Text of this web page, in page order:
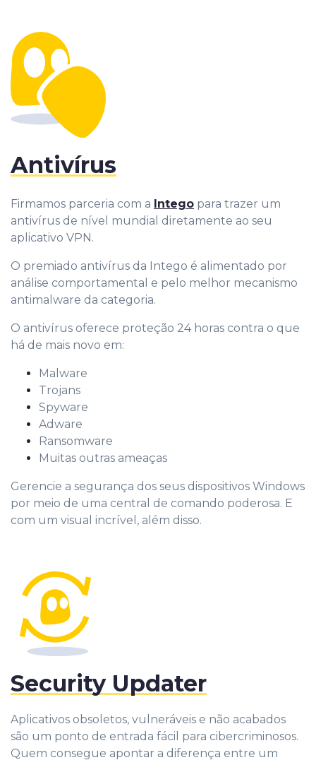
Antivírus
Firmamos parceria com a Intego para trazer um
antivírus de nível mundial diretamente ao seu
aplicativo VPN.
O premiado antivírus da Intego é alimentado por
análise comportamental e pelo melhor mecanismo
antimalware da categoria.
O antivírus oferece proteção 24 horas contra o que
há de mais novo em:
Malware
Trojans
Spyware
Adware
Ransomware
Muitas outras ameaças
Gerencie a segurança dos seus dispositivos Windows
por meio de uma central de comando poderosa. E
com um visual incrível, além disso.
Aplicativos obsoletos, vulneráveis e não acabados
são um ponto de entrada fácil para cibercriminosos.
Quem consegue apontar a diferença entre um
Security Updater